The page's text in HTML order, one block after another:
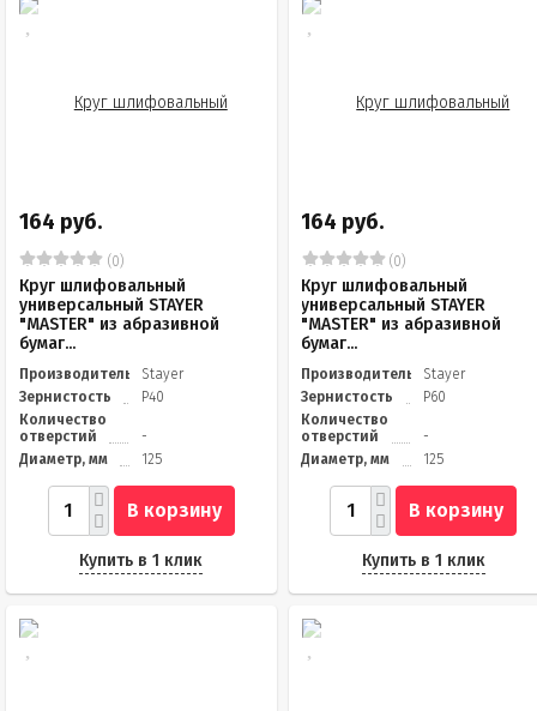
164 руб.
(0)
Круг шлифовальный
универсальный STAYER
"MASTER" из абразивной
бумаг...
Производитель
Stayer
Зернистость
Р40
Количество
отверстий
-
Диаметр, мм
125
В корзину
Купить в 1 клик
164 руб.
(0)
Круг шлифовальный
универсальный STAYER
"MASTER" из абразивной
бумаг...
Производитель
Stayer
Зернистость
Р60
Количество
отверстий
-
Диаметр, мм
125
В корзину
Купить в 1 клик